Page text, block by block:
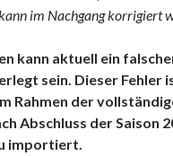
im Nachgang korrigiert
kann aktuell ein
sein. Dieser Fehler
Rahmen der
Abschluss der Saison
importiert.